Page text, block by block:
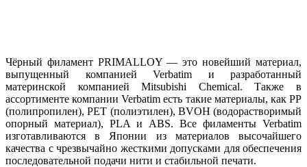
Чёрный филамент PRIMALLOY — это новейший материал,
выпущенный компанией Verbatim и разработанный
материнской компанией Mitsubishi Chemical. Также в
ассортименте компании Verbatim есть такие материалы, как PP
(полипропилен), PET (полиэтилен), BVOH (водорастворимый
опорный материал), PLA и ABS. Все филаменты Verbatim
изготавливаются в Японии из материалов высочайшего
качества с чрезвычайно жесткими допусками для обеспечения
последовательной подачи нити и стабильной печати.